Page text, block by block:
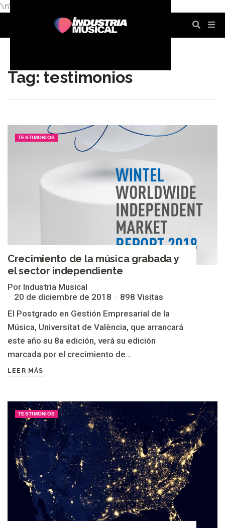
\n\n
Tag: testimonios
TESTIMONIOS
Crecimiento de la música grabada y
el sector independiente
Por Industria Musical
20 de diciembre de 2018
898 Visitas
El Postgrado en Gestión Empresarial de la
Música, Universitat de València, que arrancará
este año su 8a edición, verá su edición
marcada por el crecimiento de...
LEER MÁS
TESTIMONIOS